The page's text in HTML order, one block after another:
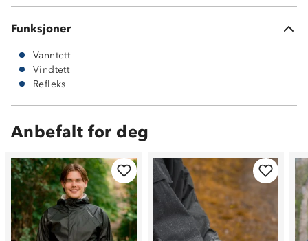
Funksjoner
Vanntett
Vindtett
Refleks
Anbefalt for deg